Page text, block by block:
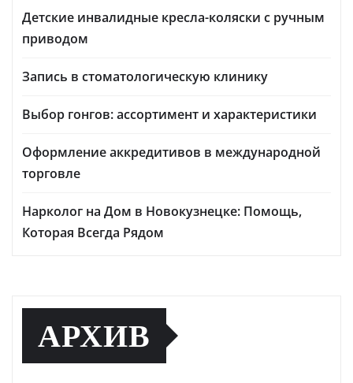
Детские инвалидные кресла-коляски с ручным
приводом
Запись в стоматологическую клинику
Выбор гонгов: ассортимент и характеристики
Оформление аккредитивов в международной
торговле
Нарколог на Дом в Новокузнецке: Помощь,
Которая Всегда Рядом
АРХИВ